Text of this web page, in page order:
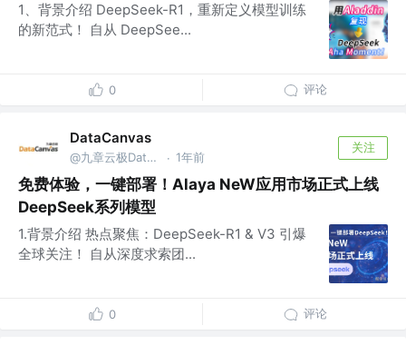
1、背景介绍​ DeepSeek-R1，重新定义模型训练
的新范式！ 自从 DeepSee...
0 评论
DataCanvas
@九章云极DataCanvas · 1年前
关注
免费体验，一键部署！Alaya NeW应用市场正式上线
DeepSeek系列模型
1.背景介绍 热点聚焦：DeepSeek-R1 & V3 引爆
全球关注！ 自从深度求索团...
0 评论